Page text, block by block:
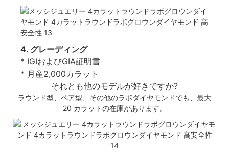
4. グレーディング
* IGIおよびGIA証明書
* 月産2,000カラット
それとも他のモデルが好きですか?
ラウンド型、ペア型、その他のラボダイヤモンドでも、最大
20 カラットの在庫があります。